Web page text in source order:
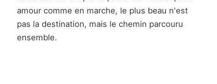
amour comme en marche, le plus beau n'est
pas la destination, mais le chemin parcouru
ensemble.